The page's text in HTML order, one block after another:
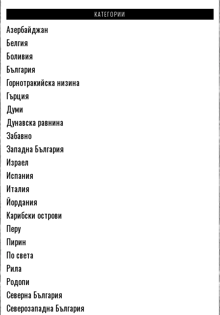
КАТЕГОРИИ
Азербайджан
Белгия
Боливия
България
Горнотракийска низина
Гърция
Думи
Дунавска равнина
Забавно
Западна България
Израел
Испания
Италия
Йордания
Карибски острови
Перу
Пирин
По света
Рила
Родопи
Северна България
Северозападна България